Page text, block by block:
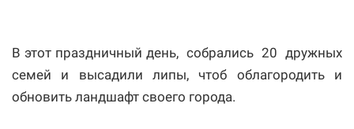
В этот праздничный день, собрались 20 дружных
семей и высадили липы, чтоб облагородить и
обновить ландшафт своего города.